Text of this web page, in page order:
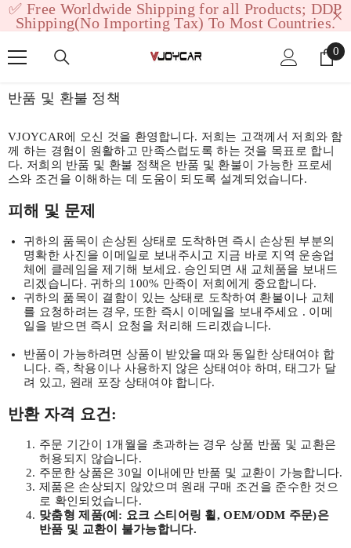
SKIP TO CONTENT
✅ Free Worldwide Shipping for all Products; DDP
Shipping(No Importing Tax) To Most Countries.
0
0
반품 및 환불 정책
VJOYCAR에 오신 것을 환영합니다. 저희는 고객께서 저희와 함
께 하는 경험이 원활하고 만족스럽도록 하는 것을 목표로 합니
다. 저희의 반품 및 환불 정책은 반품 및 환불이 가능한 프로세
스와 조건을 이해하는 데 도움이 되도록 설계되었습니다.
피해 및 문제
귀하의 품목이 손상된 상태로 도착하면 즉시 손상된 부분의
명확한 사진을 이메일로 보내주시고 지금 바로 지역 운송업
체에 클레임을 제기해 보세요. 승인되면 새 교체품을 보내드
리겠습니다. 귀하의 100% 만족이 저희에게 중요합니다.
귀하의 품목이 결함이 있는 상태로 도착하여 환불이나 교체
를 요청하려는 경우, 또한 즉시 이메일을 보내주세요 . 이메
일을 받으면 즉시 요청을 처리해 드리겠습니다.
반품이 가능하려면 상품이 받았을 때와 동일한 상태여야 합
니다. 즉, 착용이나 사용하지 않은 상태여야 하며, 태그가 달
려 있고, 원래 포장 상태여야 합니다.
반환 자격 요건:
주문 기간이 1개월을 초과하는 경우 상품 반품 및 교환은
허용되지 않습니다.
주문한 상품은 30일 이내에만 반품 및 교환이 가능합니다.
제품은 손상되지 않았으며 원래 구매 조건을 준수한 것으
로 확인되었습니다.
맞춤형 제품(예: 요크 스티어링 휠, OEM/ODM 주문)은
반품 및 교환이 불가능합니다.